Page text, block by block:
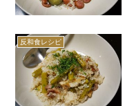
反和食レシピ